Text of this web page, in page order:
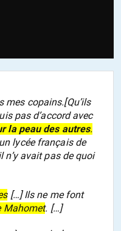
mes copains.[Qu’ils
pas d’accord avec
la peau des autres.
lycée français de
n’y avait pas de quoi
[…] Ils ne me font
Mahomet. […]